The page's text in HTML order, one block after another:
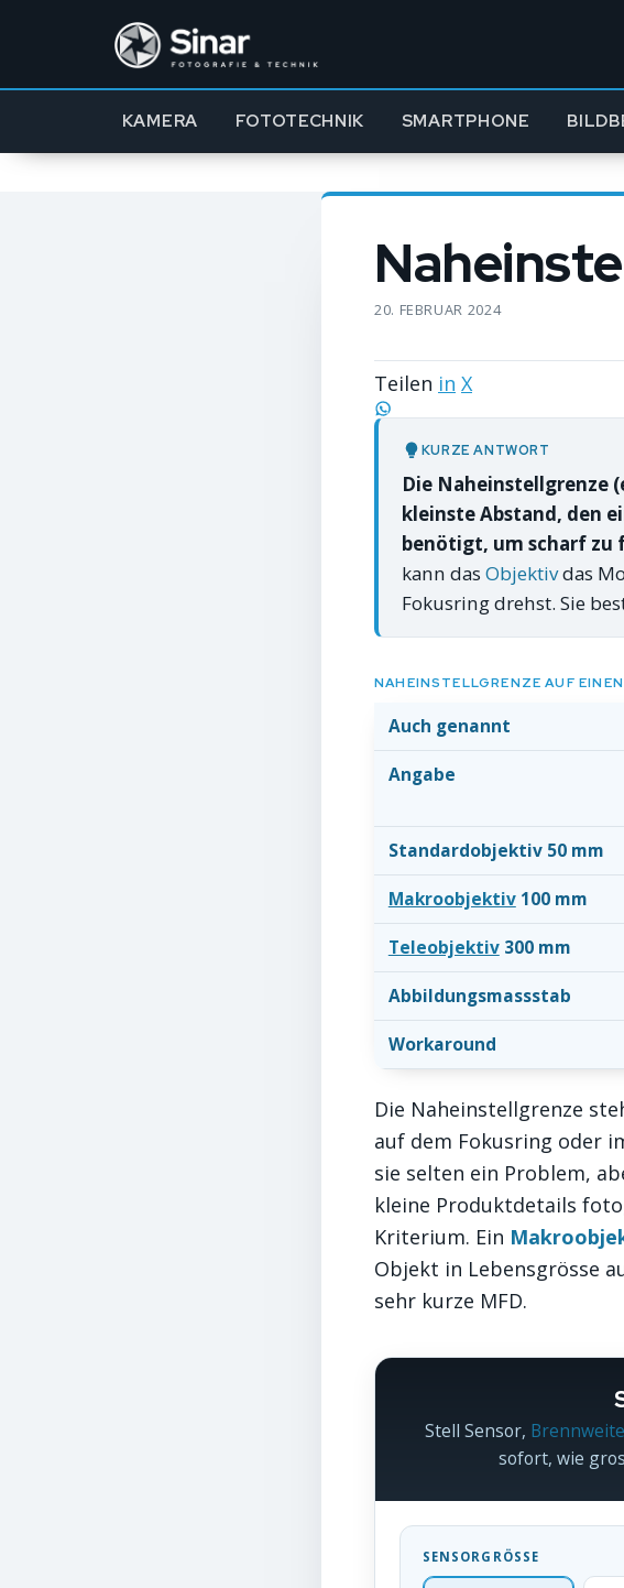
KAMERA FOTOTECHNIK SMARTPHONE
20. FEBRUAR 2024
Teilen in X
KURZE ANTWORT
Die Naheinstellgrenze
kleinste Abstand, den
benötigt, um scharf zu
kann das Objektivdas
Fokusring drehst. Sie
NAHEINSTELLGRENZE AUF
Auch genannt
Angabe
Standardobjektiv 50 mm
Makroobjektiv100 mm
Teleobjektiv300 mm
Abbildungsmassstab
Workaround
Die Naheinstellgrenze
auf dem Fokusring oder
sie selten ein Problem,
kleine Produktdetails
Kriterium. Ein
Objekt in Lebensgrösse
sehr kurze MFD.
Stell Sensor, Brennweite
sofort, wie
SENSORGRÖSSE